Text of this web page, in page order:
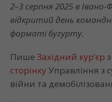
2–3 серпня 2025 в Івано-
відкритий день
форматі бугурту.
Пише Західний кур’єр
сторінку Управління з
війни та